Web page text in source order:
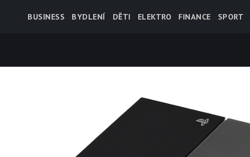
BUSINESS BYDLENÍ DĚTI ELEKTRO FINANCE SPORT